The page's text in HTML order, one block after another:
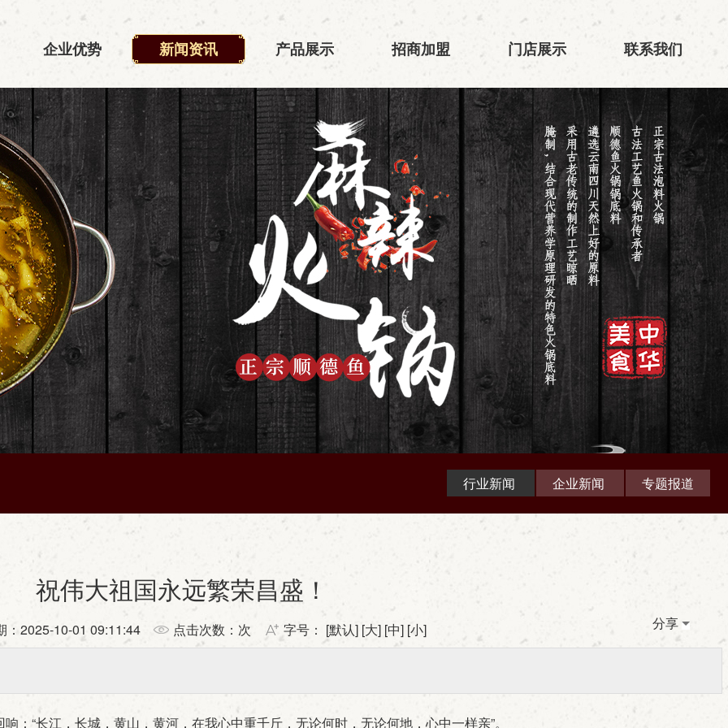
企业优势 新闻资讯 产品展示 招商加盟 门店展示 联系我们
行业新闻 企业新闻 专题报道
祝伟大祖国永远繁荣昌盛！
2025-10-01 09:11:44 点击次数： 次 字号： [默认] [大] [中] [小] 分享
“长江，长城，黄山，黄河，在我心中重千斤，无论何时，无论何地，心中一样亲”。